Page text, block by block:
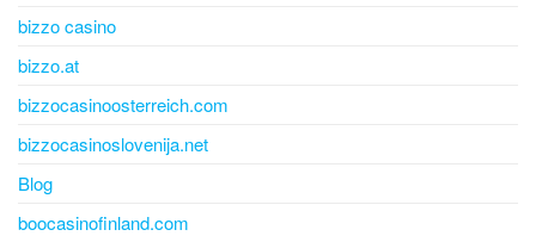
bizzo casino
bizzo.at
bizzocasinoosterreich.com
bizzocasinoslovenija.net
Blog
boocasinofinland.com